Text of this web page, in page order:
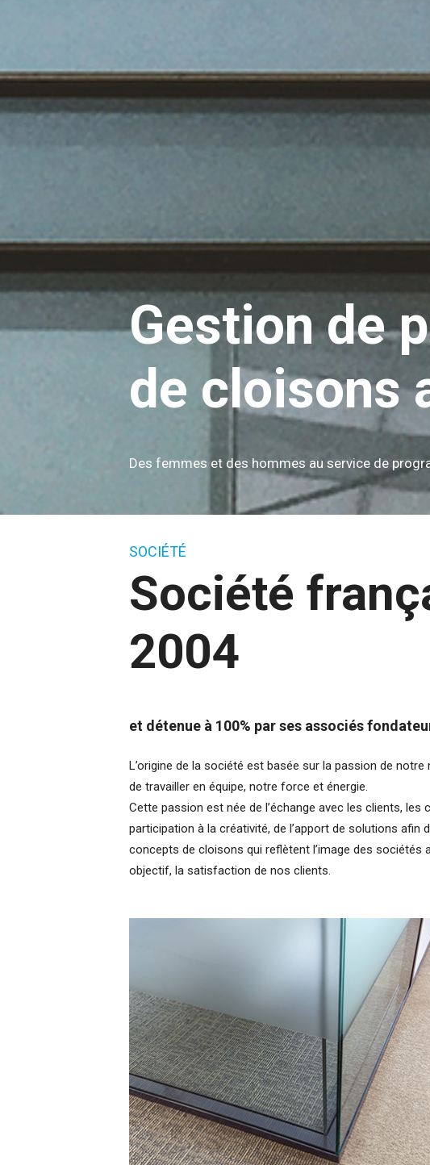
Gestion de
de cloisons
Des femmes et des hommes au service de
SOCIÉTÉ
Société
2004
et détenue à 100% par ses associés
L’origine de la société est basée sur la passion de notre
de travailler en équipe, notre force et énergie.
Cette passion est née de l’échange avec les clients, les
participation à la créativité, de l’apport de solutions afin
concepts de cloisons qui reflètent l’image des sociétés
objectif, la satisfaction de nos clients.